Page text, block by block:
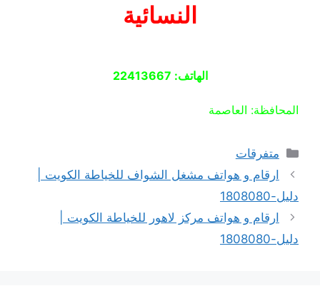
النسائية
الهاتف: 22413667
المحافظة: العاصمة
التصنيفات
متفرقات
ارقام و هواتف مشغل الشواف للخياطة الكويت |
دليل-1808080
ارقام و هواتف مركز لاهور للخياطة الكويت |
دليل-1808080